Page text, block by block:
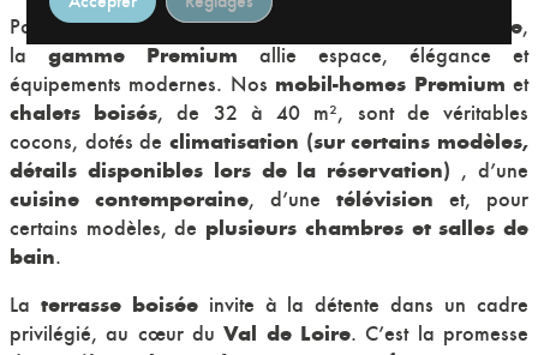
Pour ceux qui recherchent un supplément de bien-être,
la gamme Premium allie espace, élégance et
équipements modernes. Nos mobil-homes Premium et
chalets boisés, de 32 à 40 m², sont de véritables
cocons, dotés de climatisation (sur certains modèles,
détails disponibles lors de la réservation) , d’une
cuisine contemporaine, d’une télévision et, pour
certains modèles, de plusieurs chambres et salles de
bain.
La terrasse boiséeinvite à la détente dans un cadre
privilégié, au cœur duVal de Loire. C’est la promesse